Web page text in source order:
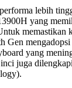
lebih
yang
memastikan
Gen
yang
juga